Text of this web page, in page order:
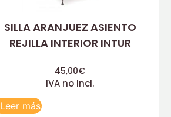
SILLA ARANJUEZ ASIENTO
REJILLA INTERIOR INTUR
45,00€
IVA no Incl.
Leer más